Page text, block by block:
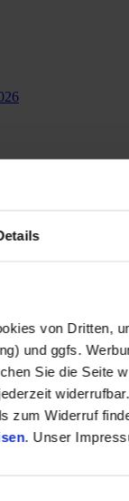
von Dritten,
und ggfs.
Sie die Seite
zum Widerruf
. Unser